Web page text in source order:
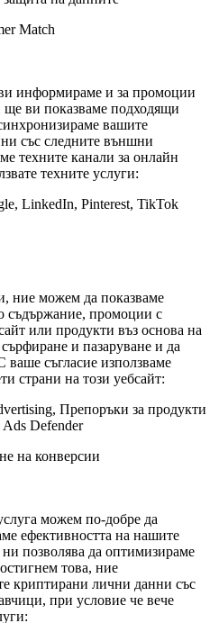
Match
информираме и за промоции
ви показваме подходящи
вашите
със следните външни
техните канали за онлайн
техните услуги:
LinkedIn, Pinterest, TikTok
ние можем да показваме
съдържание, промоции с
или продукти въз основа на
и пазаруване и да
ваше съгласие използваме
страни на този уебсайт:
Препоръки за продукти
Ads Defender
на конверсии
можем по-добре да
ефективността на нашите
позволява да оптимизираме
това, ние
криптирани лични данни със
при условие че вече